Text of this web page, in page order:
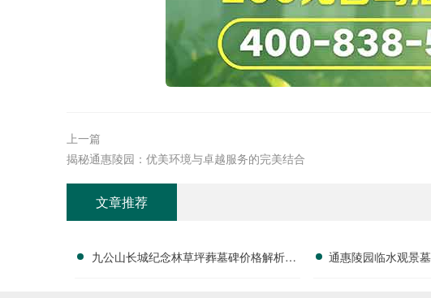
上一篇
揭秘通惠陵园：优美环境与卓越服务的完美结合
文章推荐
九公山长城纪念林草坪葬墓碑价格解析及
通惠陵园临水观景